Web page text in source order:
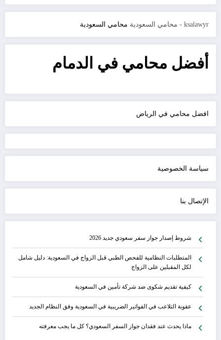
ksalawyr - محامي السعودية محامي السعودية
أفضل محامي في الدمام
افضل محامي في الرياض
سياسة الخصوصية
الإتصال بنا
شروط إصدار جواز سفر سعودي جديد 2026
المتطلبات النظامية للفحص الطبي قبل الزواج في السعودية: دليل شامل
لكل المقبلين على الزواج
كيفية تقديم شكوى ضد شركة تأمين في السعودية
عقوبة التلاعب في الفواتير الضريبية في السعودية وفق النظام الجديد
ماذا يحدث عند فقدان جواز السفر السعودي؟ كل ما يجب معرفته